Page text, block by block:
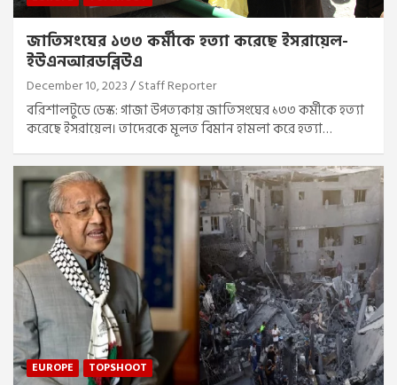
জাতিসংঘের ১৩৩ কর্মীকে হত্যা করেছে ইসরায়েল-
ইউএনআরডব্লিউএ
December 10, 2023 Staff Reporter
বরিশালটুডে ডেস্ক: গাজা উপত্যকায় জাতিসংঘের ১৩৩ কর্মীকে হত্যা
করেছে ইসরায়েল। তাদেরকে মূলত বিমান হামলা করে হত্যা…
EUROPE TOPSHOOT